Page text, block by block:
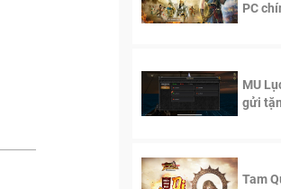
PC
MU
gửi
Tam